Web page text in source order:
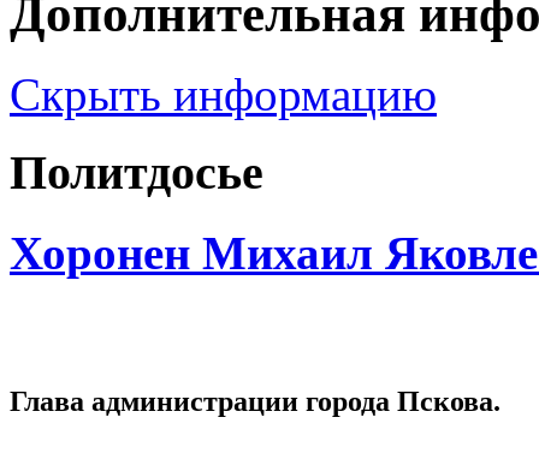
Дополнительная
Скрыть информацию
Политдосье
Хоронен Михаил
Глава администрации города Пскова.